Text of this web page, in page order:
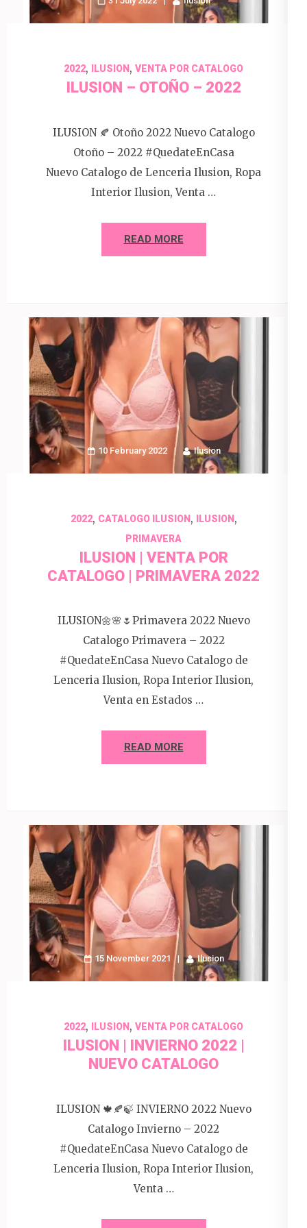
2022, ILUSION , VENTA POR CATALOGO
ILUSION – OTOÑO – 2022
ILUSION 🍂 Otoño 2022 Nuevo Catalogo
Otoño – 2022 #QuedateEnCasa
Nuevo Catalogo de Lenceria Ilusion, Ropa
Interior Ilusion, Venta …
READ MORE
10 February 2022 Ilusion
2022, CATALOGO ILUSION, ILUSION,
PRIMAVERA
ILUSION | VENTA POR
CATALOGO | PRIMAVERA 2022
ILUSION🌼🌸🌷Primavera 2022 Nuevo
Catalogo Primavera – 2022
#QuedateEnCasa Nuevo Catalogo de
Lenceria Ilusion, Ropa Interior Ilusion,
Venta en Estados …
READ MORE
15 November 2021 Ilusion
2022, ILUSION , VENTA POR CATALOGO
ILUSION | INVIERNO 2022 |
NUEVO CATALOGO
ILUSION 🍁🍂🍃 INVIERNO 2022 Nuevo
Catalogo Invierno – 2022
#QuedateEnCasa Nuevo Catalogo de
Lenceria Ilusion, Ropa Interior Ilusion,
Venta …